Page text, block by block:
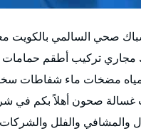
صحي السالمي بالكويت
مياه مضخات ماء شفاطات
غسالة صحون أهلاً بكم في
والمشافي والفلل والشركات